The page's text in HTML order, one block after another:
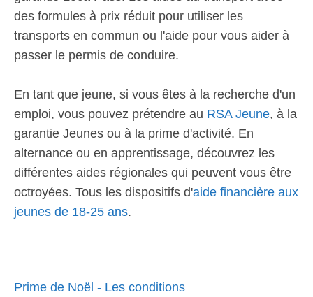
des formules à prix réduit pour utiliser les
transports en commun ou l'aide pour vous aider à
passer le permis de conduire.
En tant que jeune, si vous êtes à la recherche d'un
emploi, vous pouvez prétendre au RSA Jeune, à la
garantie Jeunes ou à la prime d'activité. En
alternance ou en apprentissage, découvrez les
différentes aides régionales qui peuvent vous être
octroyées. Tous les dispositifs d'aide financière aux
jeunes de 18-25 ans.
Prime de Noël - Les conditions